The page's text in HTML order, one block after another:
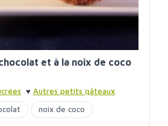
et à la noix de coco
♥ Autres petits gâteaux
noix de coco